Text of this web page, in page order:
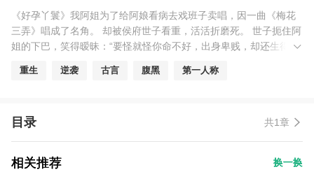
《好孕丫鬟》我阿姐为了给阿娘看病去戏班子卖唱，因一曲《梅花
三弄》唱成了名角。 却被侯府世子看重，活活折磨死。 世子扼住阿
姐的下巴，笑得暧昧：“要怪就怪你命不好，出身卑贱，却还生得这
乖就范吧。”那如果他不是侯府唯一的子嗣呢？ 重生后，我绑定了好
重生 逆袭 古言 腹黑 第一人称
目录 共1章
相关推荐 换一换